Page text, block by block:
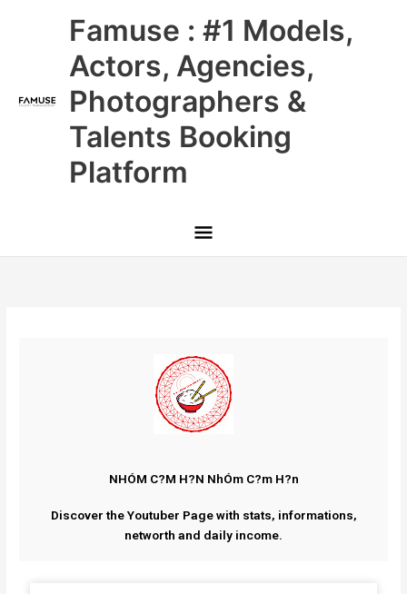
Famuse : #1 Models,
Actors, Agencies,
Photographers &
Talents Booking
Platform
Main
Menu
NHÓM C?M H?N NhÓm C?m H?n
Discover the Youtuber Page with stats, informations,
networth and daily income.